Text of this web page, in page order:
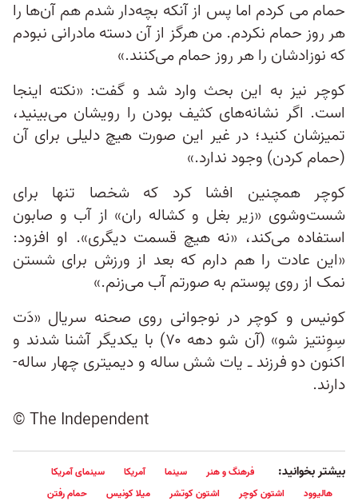
حمام می کردم اما پس از آنکه بچه‌دار شدم هم آن‌ها را
هر روز حمام نکردم. من هرگز از آن دسته مادرانی نبودم
که نوزادشان را هر روز حمام می‌کنند.»
کوچر نیز به این بحث وارد شد و گفت: «نکته اینجا
است. اگر نشانه‌های کثیف بودن را رویشان می‌بینید،
تمیزشان کنید؛ در غیر این صورت هیچ دلیلی برای آن
(حمام کردن) وجود ندارد.»
کوچر همچنین افشا کرد که شخصا تنها برای
شست‌وشوی «زیر بغل و کشاله ران» از آب و صابون
استفاده می‌کند، «نه هیچ قسمت دیگری». او افزود:
«این عادت را هم دارم که بعد از ورزش برای شستن
نمک از روی پوستم به صورتم آب می‌زنم.»
کونیس و کوچر در نوجوانی روی صحنه سریال «دَت
سِوِنتیز شو» (آن شو دهه ۷۰) با یکدیگر آشنا شدند و
اکنون دو فرزند ـ یات شش ساله و دیمیتری چهار ساله-
دارند.
© The Independent
بیشتر بخوانید: فرهنگ و هنر سینما آمریکا
سینمای آمریکا
هالیوود
اشتون کوچر اشتون کوتشر میلا کونیس
حمام رفتن